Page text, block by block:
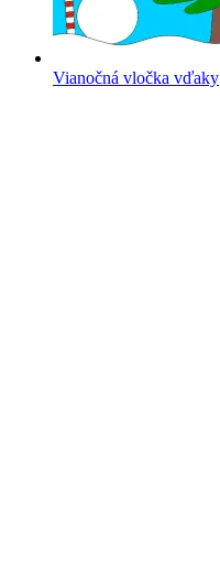
Vianočná vločka vďaky